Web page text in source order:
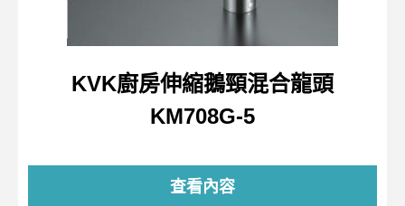
KVK廚房伸縮鵝頸混合龍頭
KM708G-5
查看內容